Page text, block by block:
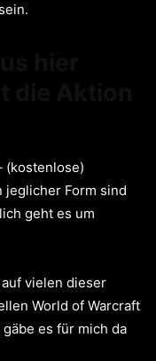
(kostenlose)
jeglicher Form sind
geht es um
vielen dieser
World of Warcraft
es für mich da